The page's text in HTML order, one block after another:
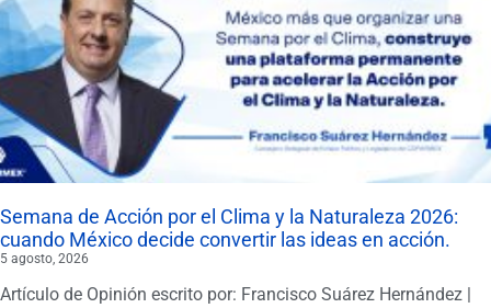
Semana de Acción por el Clima y la Naturaleza 2026:
cuando México decide convertir las ideas en acción.
5 agosto, 2026
Artículo de Opinión escrito por: Francisco Suárez Hernández |